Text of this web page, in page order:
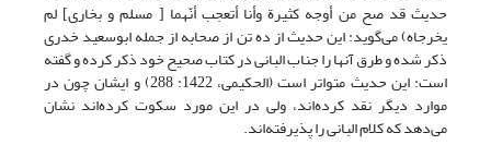
حدیث قد صح من أوجه کثیرة وأنا أتعجب أنّهما [ مسلم و بخاری] لم
یخرجاه) می‌گوید: این حدیث از ده تن از صحابه از جمله ابوسعید خدری
ذکر شده و طرق آنها را جناب البانی در کتاب صحیح خود ذکر کرده و گفته
است: این حدیث متواتر است (الحکیمی، 1422: 288) و ایشان چون در
موارد دیگر نقد کرده‌اند، ولی در این مورد سکوت کرده‌اند نشان
می‌دهد که کلام البانی را پذیرفته‌اند.